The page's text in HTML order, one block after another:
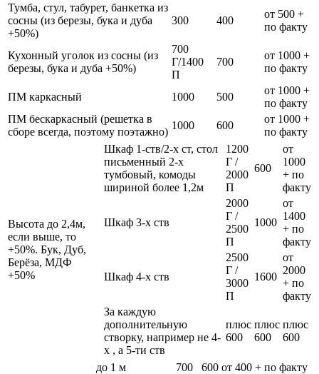
Тумба, стул, табурет, банкетка из
сосны (из березы, бука и дуба
+50%)
300 400
от 500 +
по факту
Кухонный уголок из сосны (из
березы, бука и дуба +50%)
700
Г/1400
П
700
от 1000 +
по факту
ПМ каркасный 1000 500
от 1000 +
по факту
ПМ бескаркасный (решетка в
сборе всегда, поэтому поэтажно)
1000 600
от 1000 +
по факту
Высота до 2,4м,
если выше, то
+50%. Бук, Дуб,
Берёза, МДФ
+50%
Шкаф 1-ств/2-х ст, стол
письменный 2-х
тумбовый, комоды
шириной более 1,2м
1200
Г /
2000
П
600
от
1000
+ по
факту
Шкаф 3-х ств
2000
Г /
2500
П
1000
от
1400
+ по
факту
Шкаф 4-х ств
2500
Г /
3000
П
1600
от
2000
+ по
факту
За каждую
дополнительную
створку, например не 4-
х , а 5-ти ств
плюс
600
плюс
600
плюс
600
до 1 м 700 600 от 400 + по факту